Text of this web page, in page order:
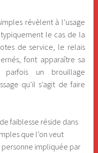
révèlent à l’usage
le cas de la
de service, le relais
font apparaître sa
parfois un brouillage
qu’il s’agit de faire
faiblesse réside dans
que l’on veut
personne impliquée par